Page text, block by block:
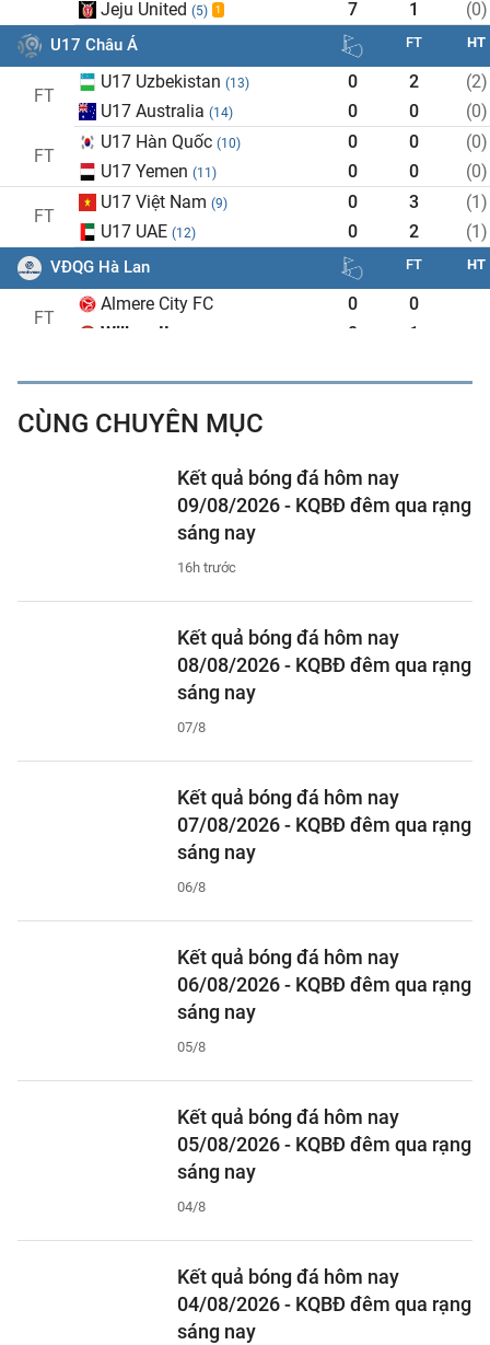
CÙNG CHUYÊN MỤC
Kết quả bóng đá hôm nay
09/08/2026 - KQBĐ đêm qua rạng
sáng nay
16h trước
Kết quả bóng đá hôm nay
08/08/2026 - KQBĐ đêm qua rạng
sáng nay
07/8
Kết quả bóng đá hôm nay
07/08/2026 - KQBĐ đêm qua rạng
sáng nay
06/8
Kết quả bóng đá hôm nay
06/08/2026 - KQBĐ đêm qua rạng
sáng nay
05/8
Kết quả bóng đá hôm nay
05/08/2026 - KQBĐ đêm qua rạng
sáng nay
04/8
Kết quả bóng đá hôm nay
04/08/2026 - KQBĐ đêm qua rạng
sáng nay